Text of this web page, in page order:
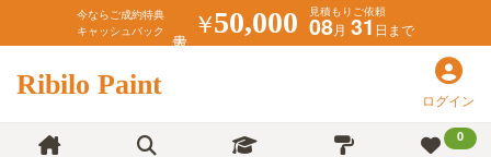
今ならご成約特典
キャッシュバック
￥50,000 見積もりご依頼
08月 31日まで
Ribilo Paint ログイン
0